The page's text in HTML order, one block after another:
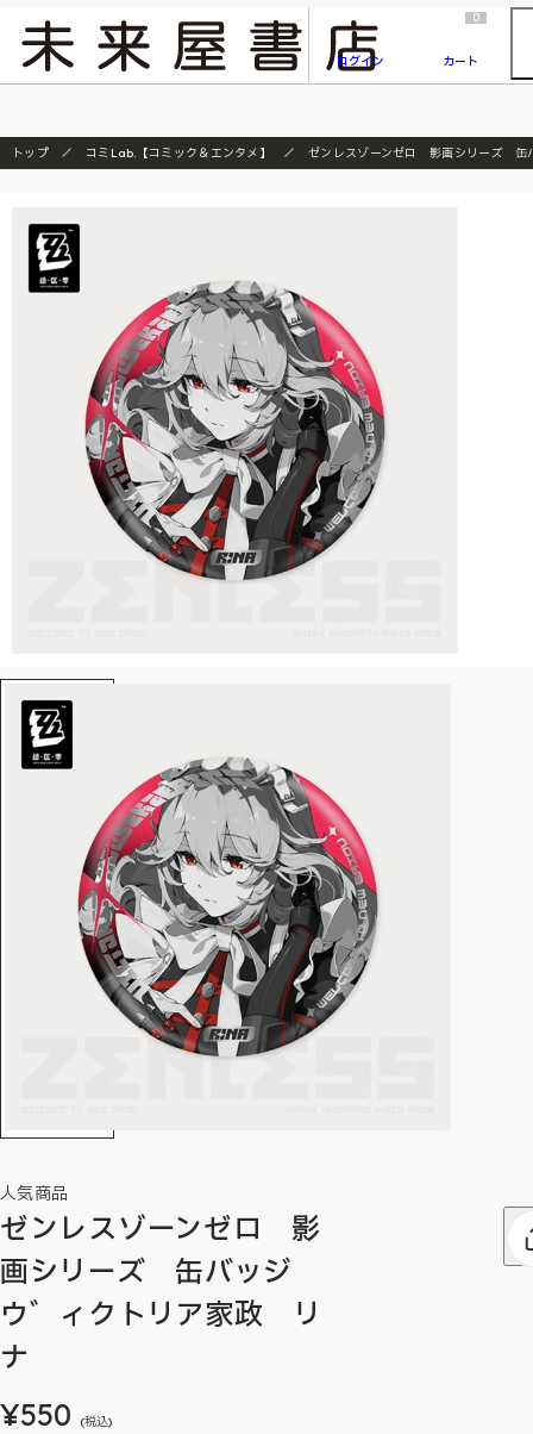
『ONE PIECE magazine 021 ONE PIECEカード付き同梱版』発売延期のご案内
ログイン
0
カート
トップ コミLab.【コミック＆エンタメ】 ゼンレスゾーンゼロ 影画シリーズ
人気商品
ゼンレスゾーンゼロ 影
画シリーズ 缶バッジ
ウ゛ィクトリア家政 リ
ナ
¥550 (税込)